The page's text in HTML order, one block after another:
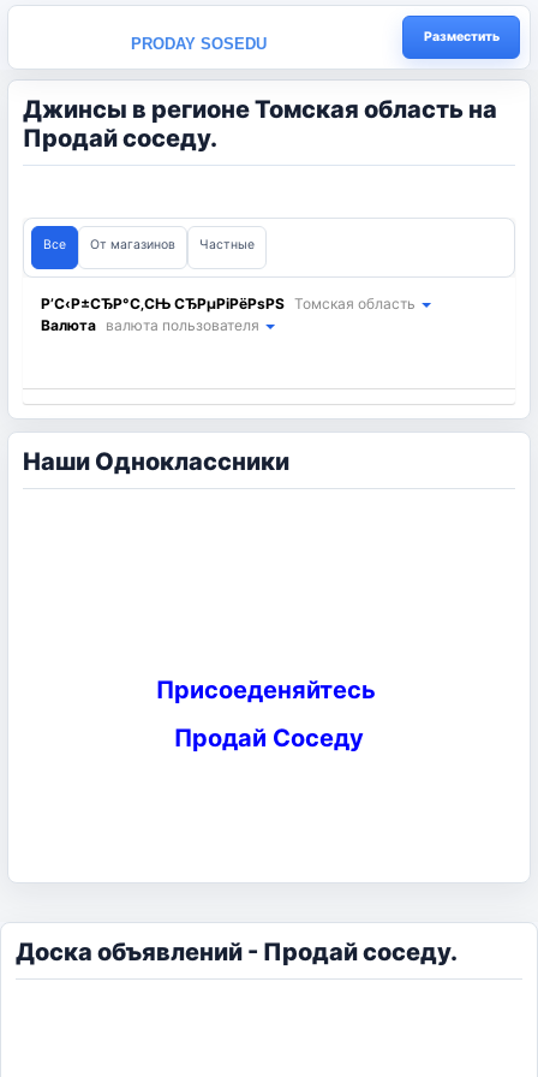
PRODAY SOSEDU Разместить
Джинсы в регионе Томская область на
Продай соседу.
Все От магазинов Частные
Р’С‹Р±СЂР°С‚СЊ СЂРµРіРёРѕРЅ Томская область
Валюта валюта пользователя
Наши Одноклассники
Присоеденяйтесь
Продай Соседу
Доска объявлений - Продай соседу.